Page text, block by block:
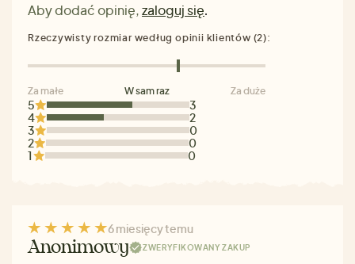
Aby dodać opinię,zaloguj się.
5
3
4
2
3
0
2
0
1
0
Rzeczywisty rozmiar według opinii klientów (2):
Za małe W sam raz Za duże
6 miesięcy temu
Anonimowy ZWERYFIKOWANY ZAKUP